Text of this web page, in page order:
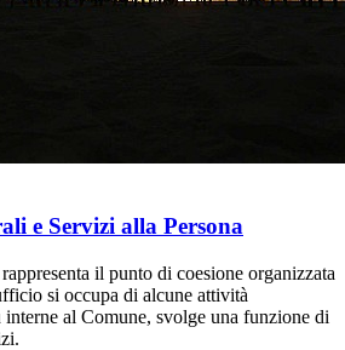
e Servizi alla Persona
il punto di coesione organizzata
si occupa di alcune attività
al Comune, svolge una funzione di